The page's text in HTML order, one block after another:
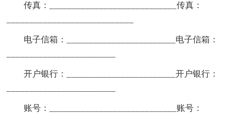
传真：____________________________传真：
电子信箱：________________________电子信箱：
开户银行：________________________开户银行：
账号：____________________________账号：